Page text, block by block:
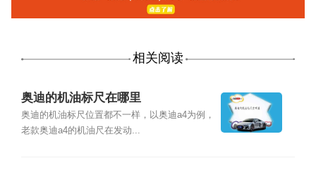
相关阅读
奥迪的机油标尺在哪里
奥迪的机油标尺位置都不一样，以奥迪a4为例，
老款奥迪a4的机油尺在发动...